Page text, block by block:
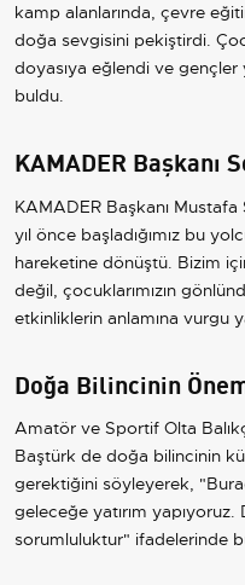
kamp alanlarında, çevre
doğa sevgisini pekiştirdi.
doyasıya eğlendi ve gençler
buldu.
KAMADER Başkanı
KAMADER Başkanı Mustafa
yıl önce başladığımız bu
hareketine dönüştü. Bizim
değil, çocuklarımızın
etkinliklerin anlamına vurgu
Doğa Bilincinin
Amatör ve Sportif Olta
Baştürk de doğa bilincinin
gerektiğini söyleyerek,
geleceğe yatırım
sorumluluktur" ifadelerinde